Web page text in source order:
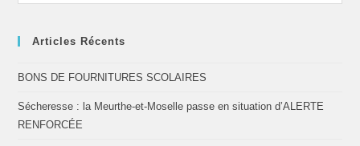
Articles Récents
BONS DE FOURNITURES SCOLAIRES
Sécheresse : la Meurthe-et-Moselle passe en situation d’ALERTE
RENFORCÉE